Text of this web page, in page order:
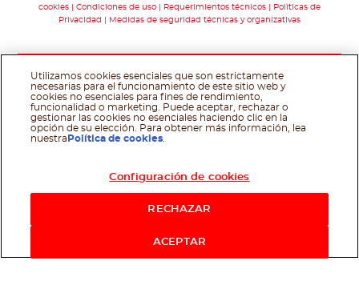
cookies
Condiciones de uso Requerimientos técnicos
Polìticas de
Privacidad
Medidas de seguridad técnicas y organizativas
Utilizamos cookies esenciales que son estrictamente
necesarias para el funcionamiento de este sitio web y
cookies no esenciales para fines de rendimiento,
funcionalidad o marketing. Puede aceptar, rechazar o
gestionar las cookies no esenciales haciendo clic en la
opción de su elección. Para obtener más información, lea
nuestra Política de cookies
Configuración de cookies
RECHAZAR
ACEPTAR